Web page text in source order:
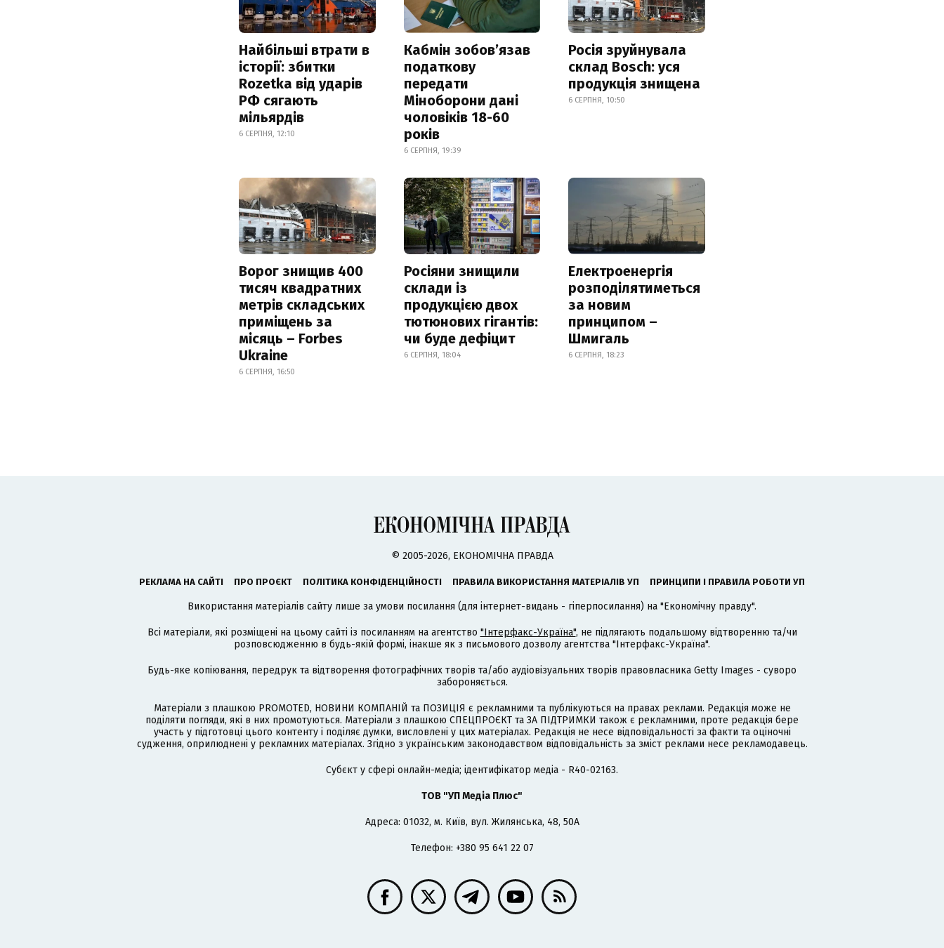
Найбільші втрати в
історії: збитки
Rozetka від ударів
РФ сягають
мільярдів
6 СЕРПНЯ, 12:10
Кабмін зобовʼязав
податкову
передати
Міноборони дані
чоловіків 18-60
років
6 СЕРПНЯ, 19:39
Росія зруйнувала
склад Bosch: уся
продукція знищена
6 СЕРПНЯ, 10:50
Ворог знищив 400
тисяч квадратних
метрів складських
приміщень за
місяць – Forbes
Ukraine
6 СЕРПНЯ, 16:50
Росіяни знищили
склади із
продукцією двох
тютюнових гігантів:
чи буде дефіцит
6 СЕРПНЯ, 18:04
Електроенергія
розподілятиметься
за новим
принципом –
Шмигаль
6 СЕРПНЯ, 18:23
© 2005-2026, ЕКОНОМІЧНА ПРАВДА
РЕКЛАМА НА САЙТІ ПРО ПРОЄКТ ПОЛІТИКА КОНФІДЕНЦІЙНОСТІ ПРАВИЛА ВИКОРИСТАННЯ МАТЕРІАЛІВ УП ПРИНЦИПИ І ПРАВИЛА РОБОТИ УП
Використання матеріалів сайту лише за умови посилання (для інтернет-видань - гіперпосилання) на "Економічну правду".
Всі матеріали, які розміщені на цьому сайті із посиланням на агентство "Інтерфакс-Україна", не підлягають подальшому відтворенню та/чи
розповсюдженню в будь-якій формі, інакше як з письмового дозволу агентства "Інтерфакс-Україна".
Будь-яке копіювання, передрук та відтворення фотографічних творів та/або аудіовізуальних творів правовласника Getty Images - суворо
забороняється.
Матеріали з плашкою PROMOTED, НОВИНИ КОМПАНІЙ та ПОЗИЦІЯ є рекламними та публікуються на правах реклами. Редакція може не
поділяти погляди, які в них промотуються. Матеріали з плашкою СПЕЦПРОЄКТ та ЗА ПІДТРИМКИ також є рекламними, проте редакція бере
участь у підготовці цього контенту і поділяє думки, висловлені у цих матеріалах. Редакція не несе відповідальності за факти та оціночні
судження, оприлюднені у рекламних матеріалах. Згідно з українським законодавством відповідальність за зміст реклами несе рекламодавець.
Cубєкт у сфері онлайн-медіа; ідентифікатор медіа - R40-02163.
ТОВ "УП Медіа Плюс"
Адреса: 01032, м. Київ, вул. Жилянська, 48, 50А
Телефон: +380 95 641 22 07